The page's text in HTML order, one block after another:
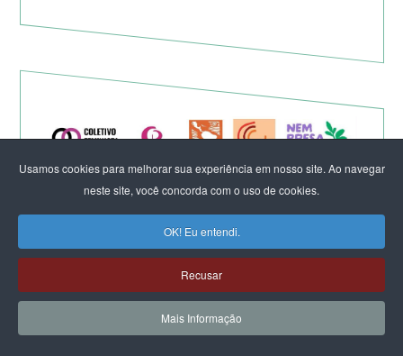
Usamos cookies para melhorar sua experiência em nosso site. Ao navegar
neste site, você concorda com o uso de cookies.
OK! Eu entendi.
Recusar
Mais Informação
Eleição de Erika Hilton para
presidente da Comissão da